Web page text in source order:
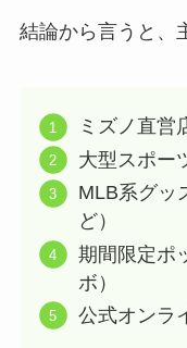
結論から言うと、
ミズノ直営
大型スポー
MLB系グッ
ど）
期間限定ポ
ボ）
公式オンラ